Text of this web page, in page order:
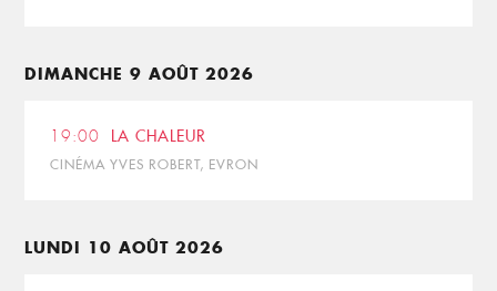
DIMANCHE 9 AOÛT 2026
19:00 LA CHALEUR
CINÉMA YVES ROBERT, EVRON
LUNDI 10 AOÛT 2026